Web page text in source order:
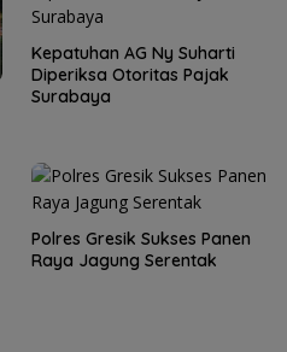
Kepatuhan AG Ny Suharti
Diperiksa Otoritas Pajak
Surabaya
Polres Gresik Sukses Panen
Raya Jagung Serentak